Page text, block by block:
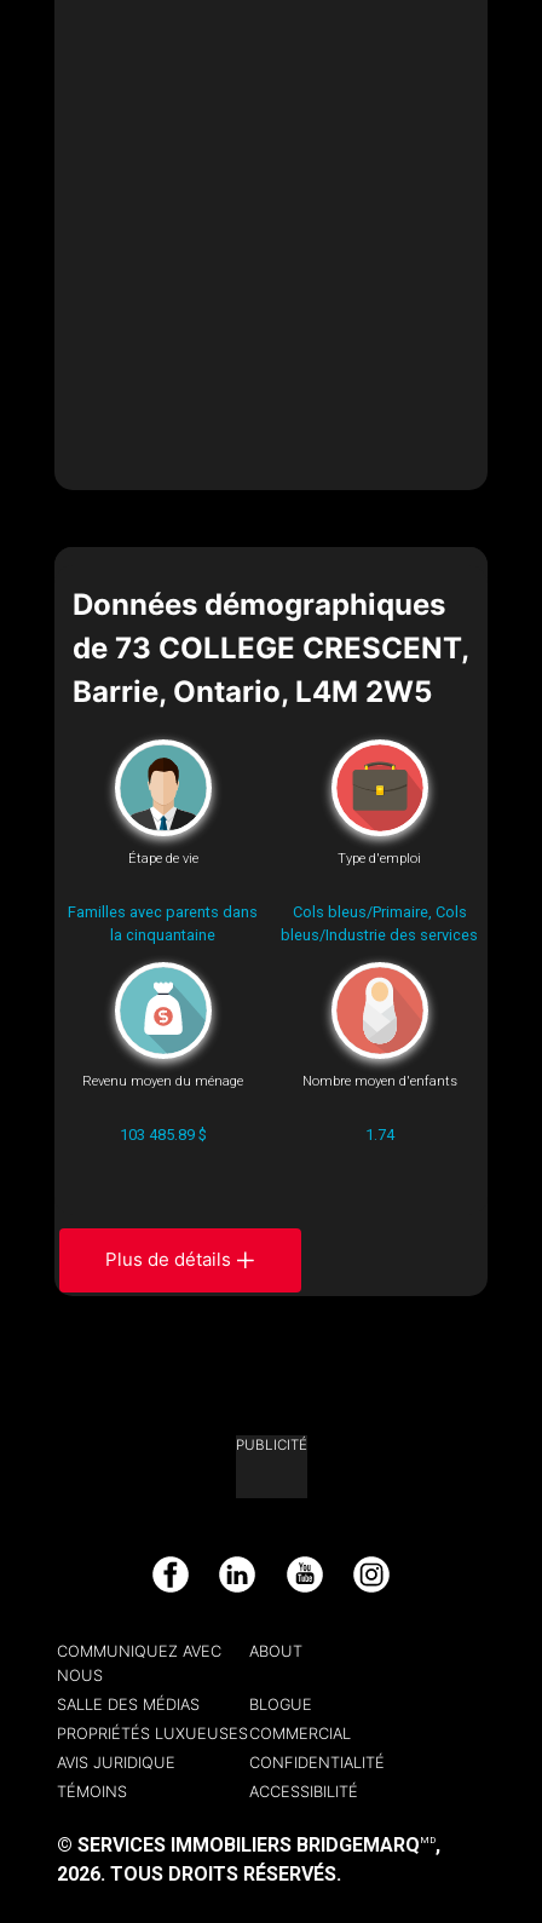
Données démographiques
de 73 COLLEGE CRESCENT,
Barrie, Ontario, L4M 2W5
Étape de vie
Familles avec parents dans
la cinquantaine
Type d'emploi
Cols bleus/Primaire, Cols
bleus/Industrie des services
Revenu moyen du ménage
103 485.89 $
Nombre moyen d'enfants
1.74
Plus de détails
PUBLICITÉ
Facebook LinkedIn YouTube Instagram
COMMUNIQUEZ AVEC
NOUS
ABOUT
SALLE DES MÉDIAS
BLOGUE
PROPRIÉTÉS LUXUEUSESCOMMERCIAL
AVIS JURIDIQUE
CONFIDENTIALITÉ
TÉMOINS
ACCESSIBILITÉ
© SERVICES IMMOBILIERS BRIDGEMARQ MD,
2026. TOUS DROITS RÉSERVÉS.